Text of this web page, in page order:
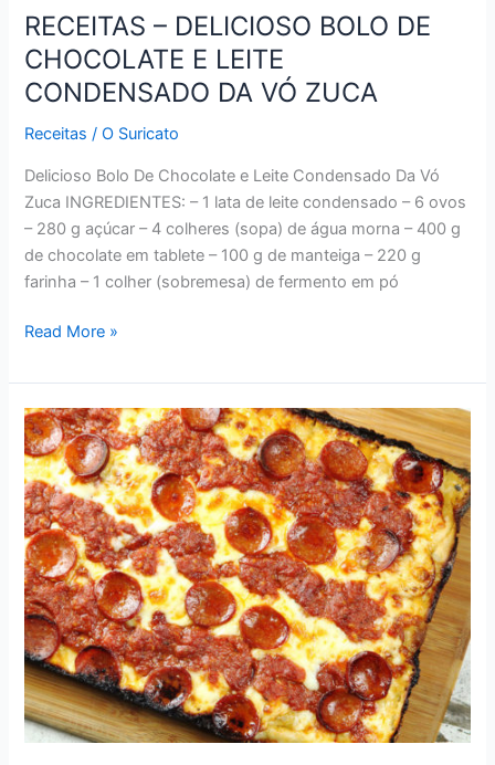
RECEITAS – DELICIOSO BOLO DE
CHOCOLATE E LEITE
CONDENSADO DA VÓ ZUCA
Receitas /O Suricato
Delicioso Bolo De Chocolate e Leite Condensado Da Vó
Zuca INGREDIENTES: – 1 lata de leite condensado – 6 ovos
– 280 g açúcar – 4 colheres (sopa) de água morna – 400 g
de chocolate em tablete – 100 g de manteiga – 220 g
farinha – 1 colher (sobremesa) de fermento em pó
RECEITAS
DELICIOSO
BOLO
DE
CHOCOLATE
E
LEITE
CONDENSADO
DA
VÓ
ZUCA
Read More »